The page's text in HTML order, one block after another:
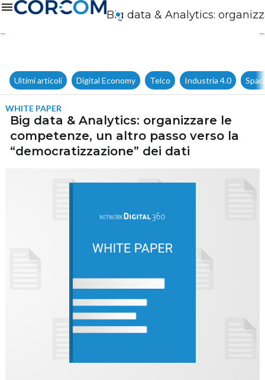
Big data & Analytics:
Ultimi articoli Digital Economy Telco Industria 4.0
WHITE PAPER
Big data & Analytics: organizzare le
competenze, un altro passo verso la
“democratizzazione” dei dati